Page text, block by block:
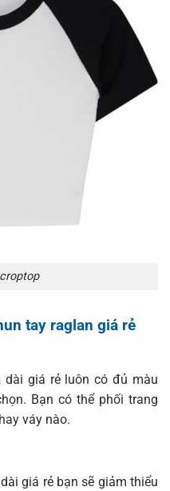
tay raglan giá rẻ
giá rẻ luôn có đủ màu
Bạn có thể phối trang
váy nào.
giá rẻ bạn sẽ giảm thiểu